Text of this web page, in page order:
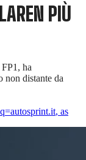
PIÙ
ha
non distante da
, as